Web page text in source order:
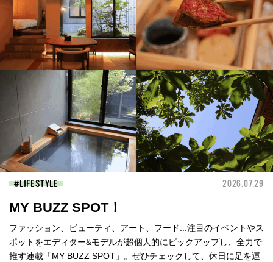
LIFESTYLE 2026.07.29
MY BUZZ SPOT！
ファッション、ビューティ、アート、フード...注目のイベントやス
ポットをエディター&モデルが超個人的にピックアップし、全力で
推す連載「MY BUZZ SPOT」。ぜひチェックして、休日に足を運